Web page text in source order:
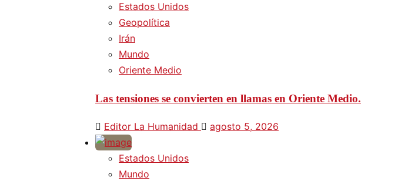
Estados Unidos
Geopolítica
Irán
Mundo
Oriente Medio
Las tensiones se convierten en llamas en Oriente Medio.
Editor La Humanidad agosto 5, 2026
Estados Unidos
Mundo